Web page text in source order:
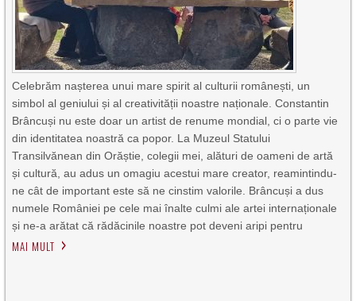
Celebrăm nașterea unui mare spirit al culturii românești, un
simbol al geniului și al creativității noastre naționale. Constantin
Brâncuși nu este doar un artist de renume mondial, ci o parte vie
din identitatea noastră ca popor. La Muzeul Statului
Transilvănean din Orăștie, colegii mei, alături de oameni de artă
și cultură, au adus un omagiu acestui mare creator, reamintindu-
ne cât de important este să ne cinstim valorile. Brâncuși a dus
numele României pe cele mai înalte culmi ale artei internaționale
și ne-a arătat că rădăcinile noastre pot deveni aripi pentru
MAI MULT